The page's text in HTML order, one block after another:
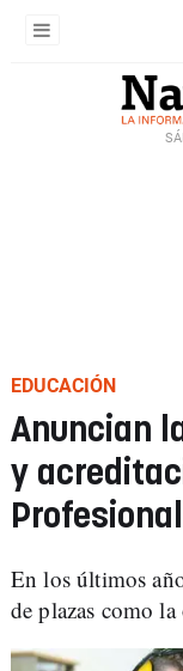
EDUCACIÓN
Anuncian
y
En los últimos
de plazas como